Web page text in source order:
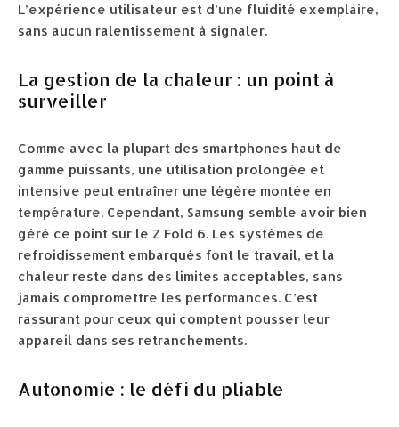
L’expérience utilisateur est d’une fluidité exemplaire,
sans aucun ralentissement à signaler.
La gestion de la chaleur : un point à
surveiller
Comme avec la plupart des smartphones haut de
gamme puissants, une utilisation prolongée et
intensive peut entraîner une légère montée en
température. Cependant, Samsung semble avoir bien
géré ce point sur le Z Fold 6. Les systèmes de
refroidissement embarqués font le travail, et la
chaleur reste dans des limites acceptables, sans
jamais compromettre les performances. C’est
rassurant pour ceux qui comptent pousser leur
appareil dans ses retranchements.
Autonomie : le défi du pliable